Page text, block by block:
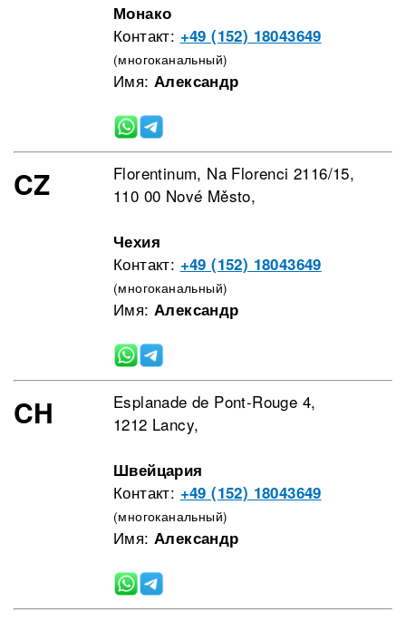
Монако
Контакт: +49 (152) 18043649
(многоканальный)
Имя: Александр
CZ
Florentinum, Na Florenci 2116/15,
110 00 Nové Město,
Чехия
Контакт: +49 (152) 18043649
(многоканальный)
Имя: Александр
CH
Esplanade de Pont-Rouge 4,
1212 Lancy,
Швейцария
Контакт: +49 (152) 18043649
(многоканальный)
Имя: Александр